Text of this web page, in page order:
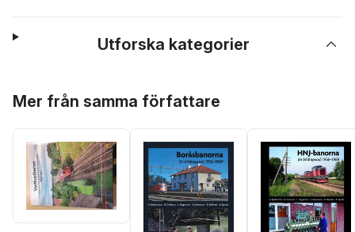
Utforska kategorier
Mer från samma författare